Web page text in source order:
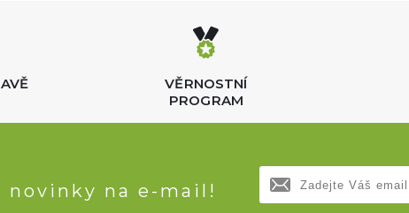
VĚRNOSTNÍ
PROGRAM
novinky na e-mail!